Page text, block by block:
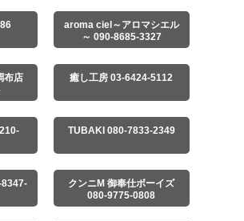
aroma ciel～アロマシエル
～ 090-8685-3327
布店
癒し工房 03-6424-5112
TUBAKI 080-7833-2349
8347-
クンニM 御奉仕ボーイズ
080-9775-0808